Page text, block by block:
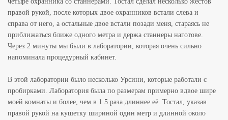
правой рукой, после которых двое охранников встали слева и
справа от него, а остальные двое встали позади меня, стараясь не
приближаться ближе одного метра и держа станнеры наготове.
Через 2 минуты мы были в лаборатории, которая очень сильно
напоминала процедурный кабинет.
В этой лаборатории было несколько Урсини, которые работали с
пробирками. Лаборатория была по размерам примерно вдвое шире
моей комнаты и более, чем в 1.5 раза длиннее её. Тостал, указав
правой рукой на кушетку шириной один метр и длинной около